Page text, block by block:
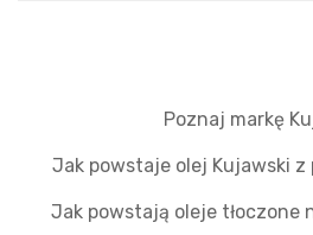
Poznaj markę
Jak powstaje olej Kujawski z
Jak powstają oleje tłoczone